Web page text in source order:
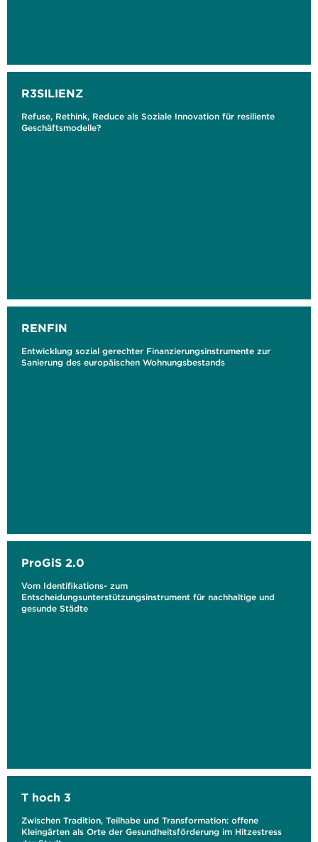
R3SILIENZ
Refuse, Rethink, Reduce als Soziale Innovation für resiliente
Geschäftsmodelle?
RENFIN
Entwicklung sozial gerechter Finanzierungsinstrumente zur
Sanierung des europäischen Wohnungsbestands
ProGiS 2.0
Vom Identifikations- zum
Entscheidungsunterstützungsinstrument für nachhaltige und
gesunde Städte
T hoch 3
Zwischen Tradition, Teilhabe und Transformation: offene
Kleingärten als Orte der Gesundheitsförderung im Hitzestress